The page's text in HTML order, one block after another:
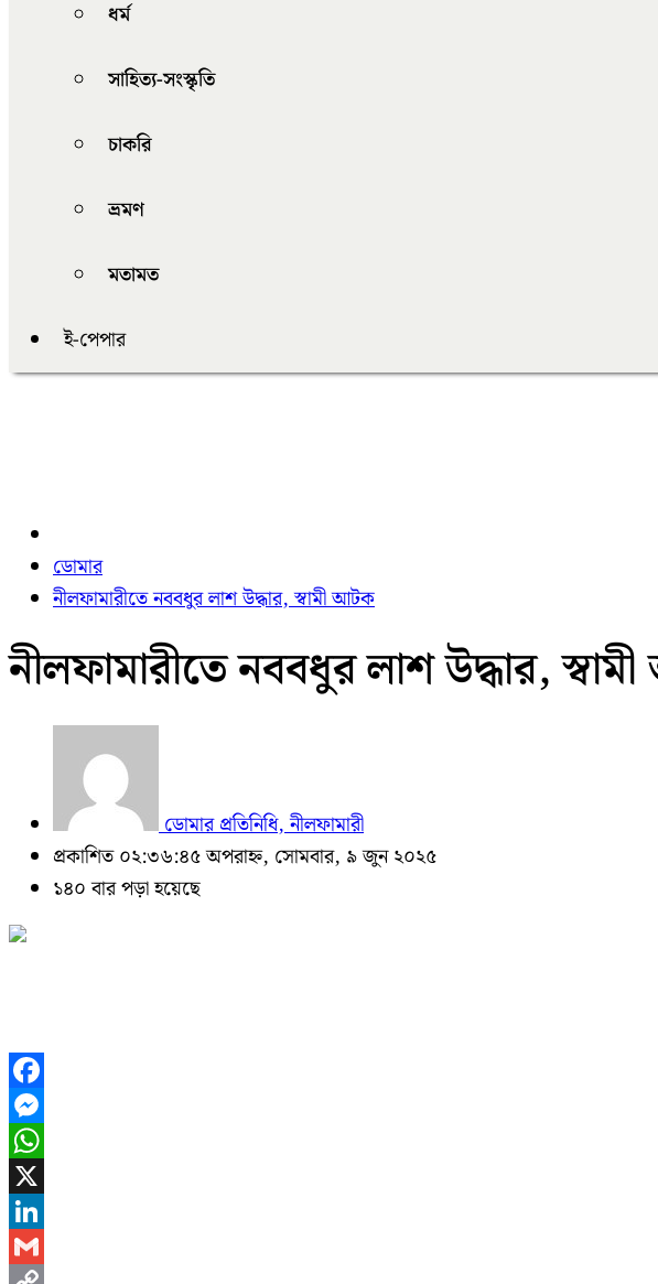
ধর্ম
সাহিত্য-সংস্কৃতি
চাকরি
ভ্রমণ
মতামত
ই-পেপার
ডোমার
নীলফামারীতে নববধুর লাশ উদ্ধার, স্বামী আটক
নীলফামারীতে নববধুর লাশ উদ্ধার,
ডোমার প্রতিনিধি, নীলফামারী
প্রকাশিত ০২:৩৬:৪৫ অপরাহ্ন, সোমবার, ৯ জুন ২০২৫
১৪০ বার পড়া হয়েছে
Facebook
Messenger
WhatsApp
X
LinkedIn